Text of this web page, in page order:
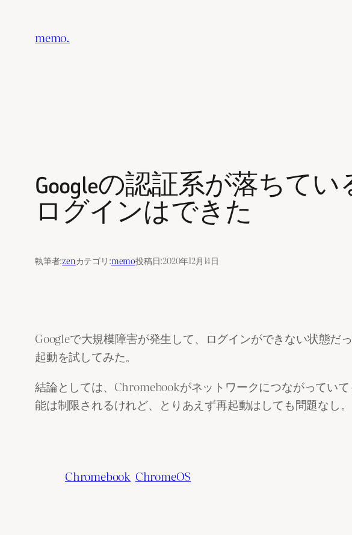
memo.
Googleの認証系が落ちてい
ログインはできた
執筆者:zenカテゴリ:memo投稿日:2020年12月14日
Googleで大規模障害が発生して、ログインができない状態
起動を試してみた。
結論としては、Chromebookがネットワークにつながってい
能は制限されるけれど、とりあえず再起動はしても問題なし。
Chromebook ChromeOS